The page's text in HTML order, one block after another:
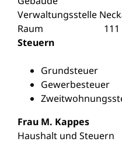
Verwaltungsstelle
Raum
111
Steuern
Grundsteuer
Gewerbesteuer
Frau M. Kappes
Haushalt und Steuern